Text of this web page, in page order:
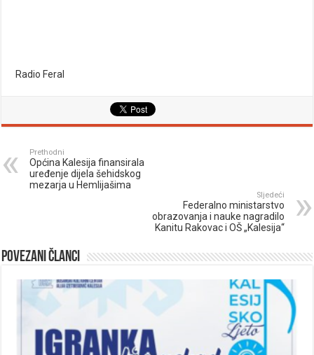
Radio Feral
Prethodni
Općina Kalesija finansirala
uređenje dijela šehidskog
mezarja u Hemlijašima
Sljedeći
Federalno ministarstvo
obrazovanja i nauke nagradilo
Kanitu Rakovac i OŠ „Kalesija“
Povezani članci